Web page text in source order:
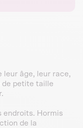
leur âge, leur race,
de petite taille
endroits. Hormis
de la